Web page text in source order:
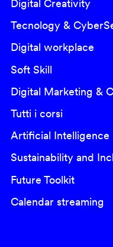
Digital Creativity
Tecnology &
Digital workplace
Soft Skill
Digital Marketing &
Tutti i corsi
Artificial Intelligence
Sustainability and
Future Toolkit
Calendar streaming